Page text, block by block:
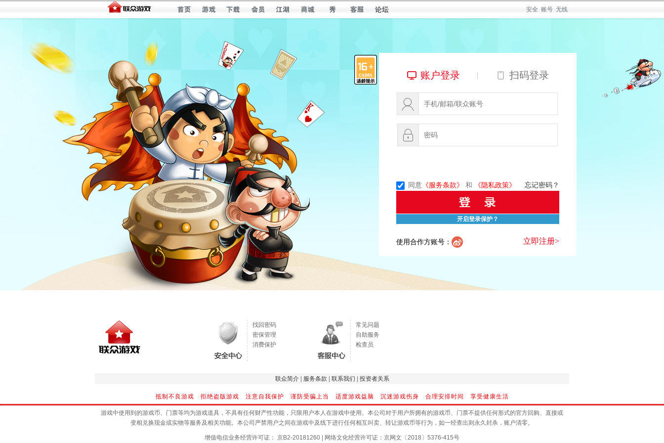
安全 账号 无线
账户登录 | 扫码登录
同意 《服务条款》 和 《隐私政策》 忘记密码？
开启登录保护？
使用合作方账号： 立即注册>
找回密码
密保管理
消费保护
常见问题
自助服务
检查员
联众简介| 服务条款 联系我们 投资者关系
抵制不良游戏 拒绝盗版游戏 注意自我保护 谨防受骗上当 适度游戏益脑 沉迷游戏伤身 合理安排时间 享受健康生活
游戏中使用到的游戏币、门票等均为游戏道具，不具有任何财产性功能，只限用户本人在游戏中使用。本公司对于用户所拥有的游戏币、门票不提供任何形式的官方回购、直接或
变相兑换现金或实物等服务及相关功能。本公司严禁用户之间在游戏中及线下进行任何相互叫卖、转让游戏币等行为，如一经查出则永久封杀，账户清零。
增值电信业务经营许可证： 京B2-20181260 网络文化经营许可证：京网文〔2018〕5376-415号